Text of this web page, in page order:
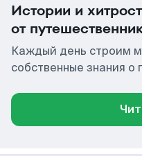
Истории и
от
Каждый день строим
собственные знания о